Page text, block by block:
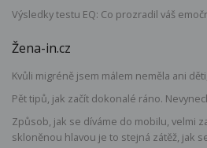
Výsledky testu EQ: Co prozradil váš
Žena-in.cz
Kvůli migréně jsem málem neměla ani
Pět tipů, jak začít dokonalé ráno.
Způsob, jak se díváme do mobilu, velmi
skloněnou hlavou je to stejná zátěž, jak